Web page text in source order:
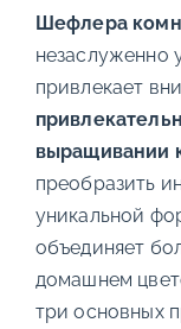
Шефлера
незаслуженно
привлекает
выращивании
преобразить
уникальной
объединяет
домашнем
три основных